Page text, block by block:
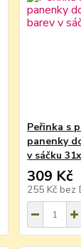
Peřinka s
panenky
v sáčku
309 Kč
255 Kč bez